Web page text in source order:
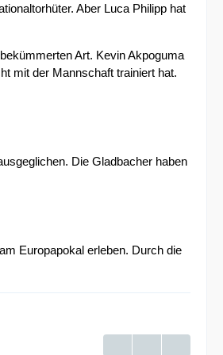
Aber Luca Philipp hat
Art. Kevin Akpoguma
mit der Mannschaft trainiert hat.
Die Gladbacher haben
Europapokal erleben. Durch die